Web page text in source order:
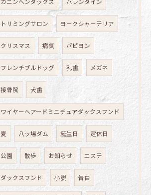
トリミングサロン ヨークシャーテリア
クリスマス 病気 パピヨン
フレンチブルドッグ 乳歯 メガネ
接骨院 犬歯
ワイヤーヘアードミニチュアダックスフンド
夏 八ッ場ダム 誕生日 定休日
公園 散歩 お知らせ エステ
ダックスフンド 小説 告白